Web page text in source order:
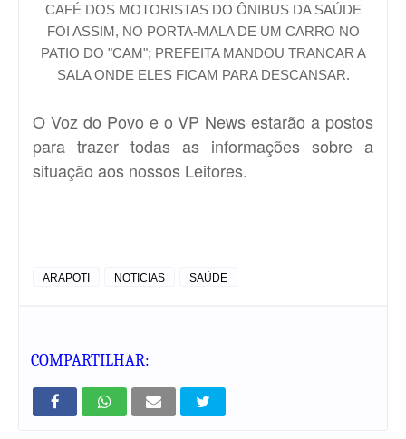
CAFÉ DOS MOTORISTAS DO ÔNIBUS DA SAÚDE
FOI ASSIM, NO PORTA-MALA DE UM CARRO NO
PATIO DO "CAM"; PREFEITA MANDOU TRANCAR A
SALA ONDE ELES FICAM PARA DESCANSAR.
O Voz do Povo e o VP News estarão a postos
para trazer todas as informações sobre a
situação aos nossos Leitores.
ARAPOTI NOTICIAS SAÚDE
COMPARTILHAR: